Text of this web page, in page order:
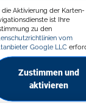
die Aktivierung der
ist Ihre
zu den
vom
Google LLC
Zustimmen und
aktivieren